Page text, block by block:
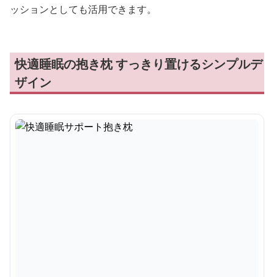
ッションとしても活用できます。
快適睡眠の抱き枕 すっきり置けるシンプルデ
ザイン